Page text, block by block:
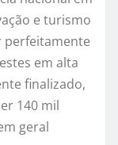
e turismo
perfeitamente
em alta
finalizado,
140 mil
geral